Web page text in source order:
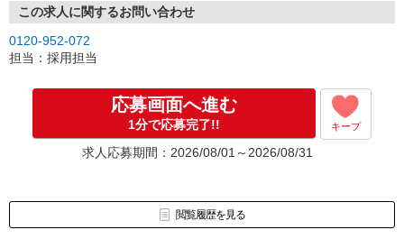
*当社の正社員としてご入社いただきます。
*辞令の授与、オリエンテーションをお受けいただきます。
▼配属先の決定（★）
*当社が配属先を決定します。
▼就業開始
*配属先にて、当社の派遣スタッフとしてご就業いただきます。
★入社前に配属先が決定する場合もございます。
いずれの場合も、入社された時点で給与が発生します。（当社規
株式会社テクノ・サービス 広島営業所
この求人に関するお問い合わせ
0120-952-072
担当：採用担当
応募画面へ進む
1分で応募完了!! キープ
求人応募期間：2026/08/01～2026/08/31
閲覧履歴を見る